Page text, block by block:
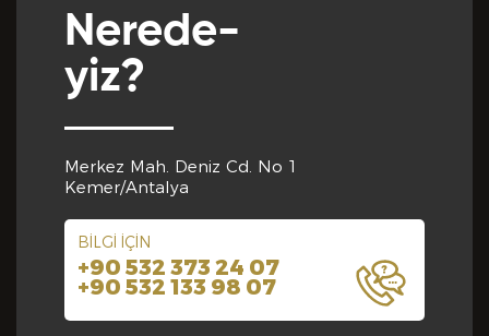
Nerede-
yiz?
Merkez Mah. Deniz Cd. No 1
Kemer/Antalya
BİLGİ İÇİN
+90 532 373 24 07
+90 532 133 98 07
Yabancı Dil *
Yabancı Dil Seviyesi *
Departman *